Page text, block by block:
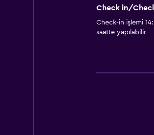
Check in/
Check-in işlemi
saatte yapılabilir